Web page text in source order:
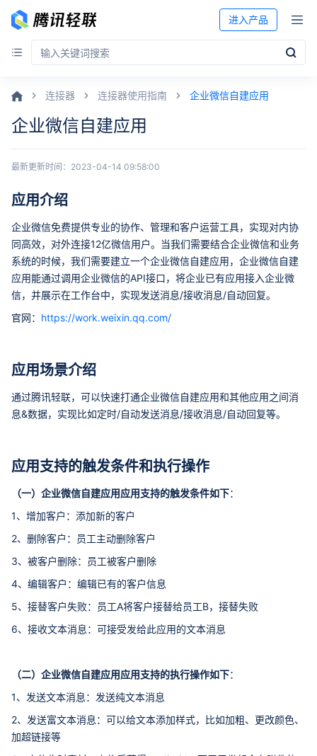
进入产品
连接器 连接器使用指南 企业微信自建应用
企业微信自建应用
最新更新时间： 2023-04-14 09:58:00
应用介绍
企业微信免费提供专业的协作、管理和客户运营工具，实现对内协
同高效，对外连接12亿微信用户。当我们需要结合企业微信和业务
系统的时候，我们需要建立一个企业微信自建应用，企业微信自建
应用能通过调用企业微信的API接口，将企业已有应用接入企业微
信，并展示在工作台中，实现发送消息/接收消息/自动回复。
官网： https://work.weixin.qq.com/
应用场景介绍
通过腾讯轻联，可以快速打通企业微信自建应用和其他应用之间消
息&数据，实现比如定时/自动发送消息/接收消息/自动回复等。
应用支持的触发条件和执行操作
（一）企业微信自建应用应用支持的触发条件如下：
1、增加客户：添加新的客户
2、删除客户：员工主动删除客户
3、被客户删除：员工被客户删除
4、编辑客户：编辑已有的客户信息
5、接替客户失败：员工A将客户接替给员工B，接替失败
6、接收文本消息：可接受发给此应用的文本消息
（二）企业微信自建应用应用支持的执行操作如下：
1、发送文本消息：发送纯文本消息
2、发送富文本消息：可以给文本添加样式，比如加粗、更改颜色、
加超链接等